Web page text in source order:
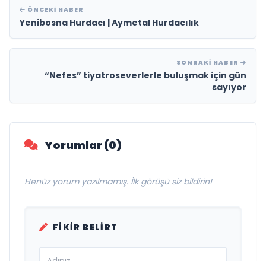
ÖNCEKI HABER
Yenibosna Hurdacı | Aymetal Hurdacılık
SONRAKI HABER
“Nefes” tiyatroseverlerle buluşmak için gün
sayıyor
Yorumlar (0)
Henüz yorum yazılmamış. İlk görüşü siz bildirin!
FIKIR BELIRT